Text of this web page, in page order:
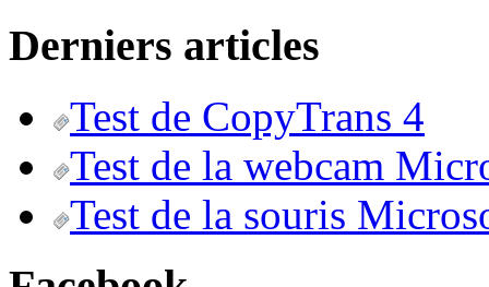
Derniers articles
Test de CopyTrans 4
Test de la webcam
Test de la souris